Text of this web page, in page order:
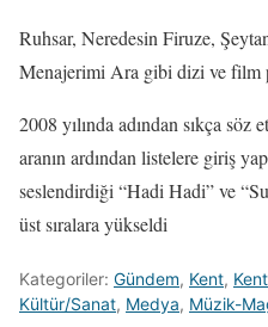
Ruhsar, Neredesin Firuze,
Menajerimi Ara gibi dizi ve film
2008 yılında adından sıkça
aranın ardından listelere giriş
seslendirdiği “Hadi Hadi” ve
üst sıralara yükseldi
Kategoriler: Gündem, Kent,
Kültür/Sanat, Medya, Müzik-